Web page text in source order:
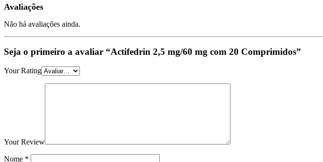
Avaliações
Não há avaliações ainda.
Seja o primeiro a avaliar “Actifedrin 2,5 mg/60 mg com 20 Comprimidos”
Your Rating
Your Review
Nome *